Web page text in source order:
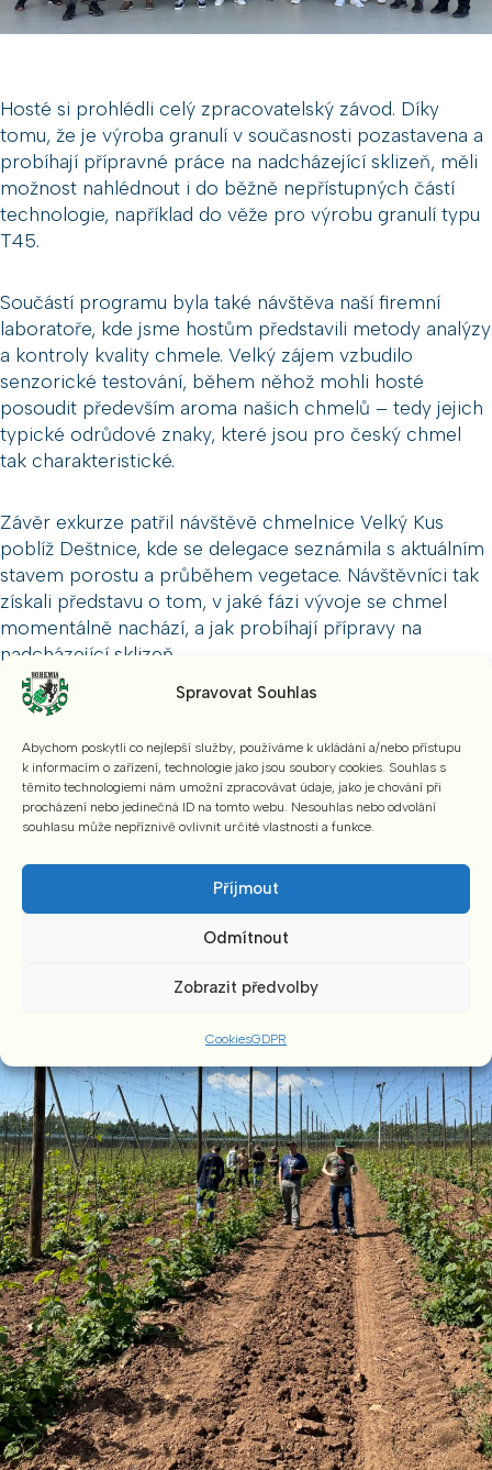
Spravovat Souhlas
Abychom poskytli co nejlepší služby, používáme k ukládání a/nebo přístupu
k informacím o zařízení, technologie jako jsou soubory cookies. Souhlas s
těmito technologiemi nám umožní zpracovávat údaje, jako je chování při
procházení nebo jedinečná ID na tomto webu. Nesouhlas nebo odvolání
souhlasu může nepříznivě ovlivnit určité vlastnosti a funkce.
Příjmout
Odmítnout
Zobrazit předvolby
CookiesGDPR
Hosté si prohlédli celý zpracovatelský závod. Díky
tomu, že je výroba granulí v současnosti pozastavena a
probíhají přípravné práce na nadcházející sklizeň, měli
možnost nahlédnout i do běžně nepřístupných částí
technologie, například do věže pro výrobu granulí typu
T45.
Součástí programu byla také návštěva naší firemní
laboratoře, kde jsme hostům představili metody analýzy
a kontroly kvality chmele. Velký zájem vzbudilo
senzorické testování, během něhož mohli hosté
posoudit především aroma našich chmelů – tedy jejich
typické odrůdové znaky, které jsou pro český chmel
tak charakteristické.
Závěr exkurze patřil návštěvě chmelnice Velký Kus
poblíž Deštnice, kde se delegace seznámila s aktuálním
stavem porostu a průběhem vegetace. Návštěvníci tak
získali představu o tom, v jaké fázi vývoje se chmel
momentálně nachází, a jak probíhají přípravy na
nadcházející sklizeň.
Děkujeme všem zúčastněným za návštěvu a věříme, že i
tato událost přispěje k posilování dobrého jména
českého chmele na světovém trhu.